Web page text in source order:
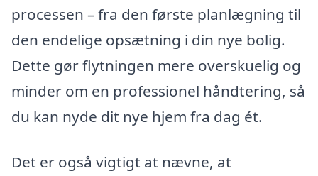
processen – fra den første planlægning til
den endelige opsætning i din nye bolig.
Dette gør flytningen mere overskuelig og
minder om en professionel håndtering, så
du kan nyde dit nye hjem fra dag ét.
Det er også vigtigt at nævne, at